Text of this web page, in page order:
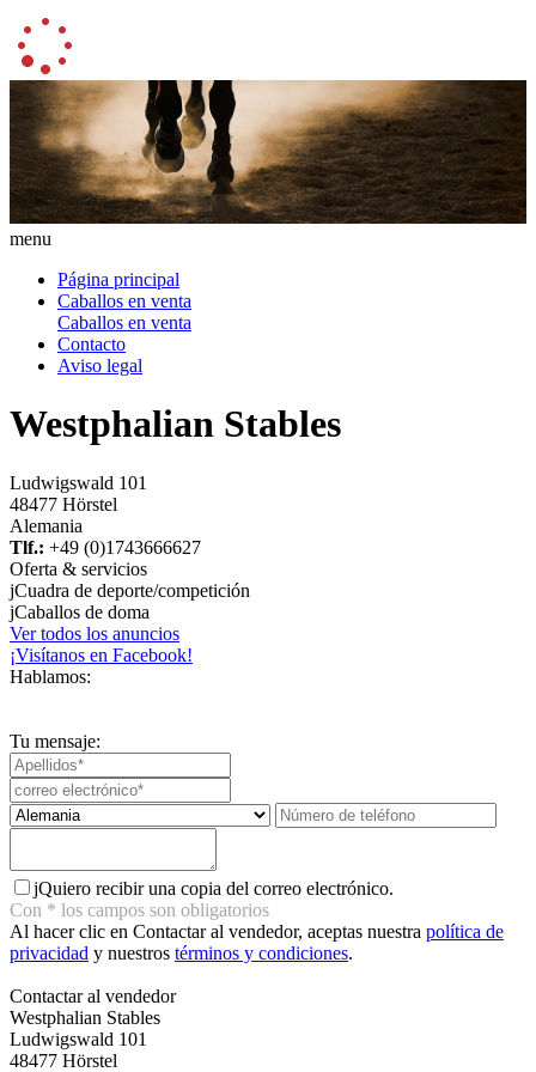
menu
Página principal
Caballos en venta
Caballos en venta
Contacto
Aviso legal
Westphalian Stables
Ludwigswald 101
48477 Hörstel
Alemania
Tlf.: +49 (0)1743666627
Oferta & servicios
jCuadra de deporte/competición
jCaballos de doma
Ver todos los anuncios
¡Visítanos en Facebook!
Hablamos:
Tu mensaje:
jQuiero recibir una copia del correo electrónico.
Con * los campos son obligatorios
Al hacer clic en Contactar al vendedor, aceptas nuestra política de
privacidad y nuestros términos y condiciones.
Contactar al vendedor
Westphalian Stables
Ludwigswald 101
48477 Hörstel